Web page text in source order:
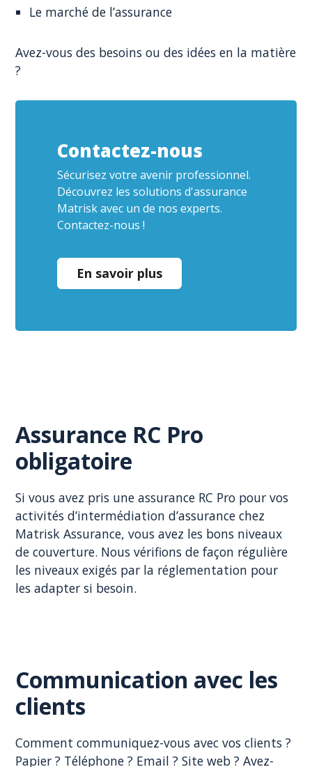
Le marché de l’assurance
Avez-vous des besoins ou des idées en la matière
?
Contactez-nous
Sécurisez votre avenir professionnel.
Découvrez les solutions d'assurance
Matrisk avec un de nos experts.
Contactez-nous !
En savoir plus
Assurance RC Pro
obligatoire
Si vous avez pris une assurance RC Pro pour vos
activités d’intermédiation d’assurance chez
Matrisk Assurance, vous avez les bons niveaux
de couverture. Nous vérifions de façon régulière
les niveaux exigés par la réglementation pour
les adapter si besoin.
Communication avec les
clients
Comment communiquez-vous avec vos clients ?
Papier ? Téléphone ? Email ? Site web ? Avez-